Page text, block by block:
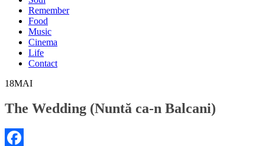
Remember
Food
Music
Cinema
Life
Contact
18MAI
The Wedding (Nuntă ca-n Balcani)